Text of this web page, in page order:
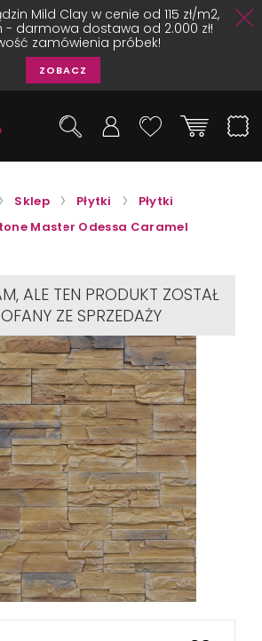
Mild Clay w cenie od 115 zł/m2,
- darmowa dostawa od 2.000 zł!
zamówienia próbek!
ZOBACZ
Sklep Płytki
Płytki
Master Odessa Caramel
ALE TEN PRODUKT ZOSTAŁ
ZE SPRZEDAŻY